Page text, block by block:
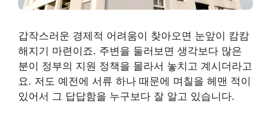
갑작스러운 경제적 어려움이 찾아오면 눈앞이 캄캄
해지기 마련이죠. 주변을 둘러보면 생각보다 많은
분이 정부의 지원 정책을 몰라서 놓치고 계시더라고
요. 저도 예전에 서류 하나 때문에 며칠을 헤맨 적이
있어서 그 답답함을 누구보다 잘 알고 있습니다.